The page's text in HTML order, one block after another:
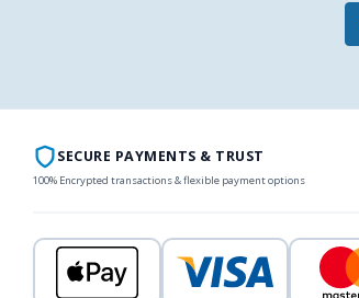
SECURE PAYMENTS & TRUST
100% Encrypted transactions & flexible payment options